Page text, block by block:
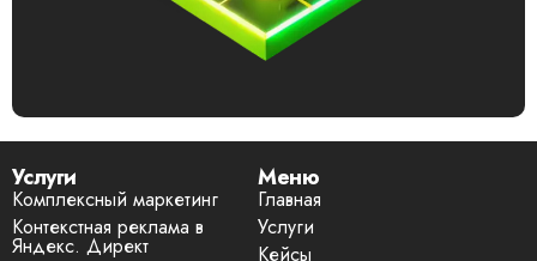
Услуги
Комплексный маркетинг
Контекстная реклама в
Яндекс. Директ
Меню
Главная
Услуги
Кейсы